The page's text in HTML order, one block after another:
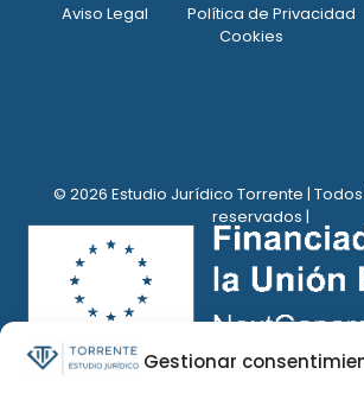
Gestionar
Aviso Legal Política de Privacidad
Cookies
© 2026 Estudio Jurídico Torrente |
reservados |